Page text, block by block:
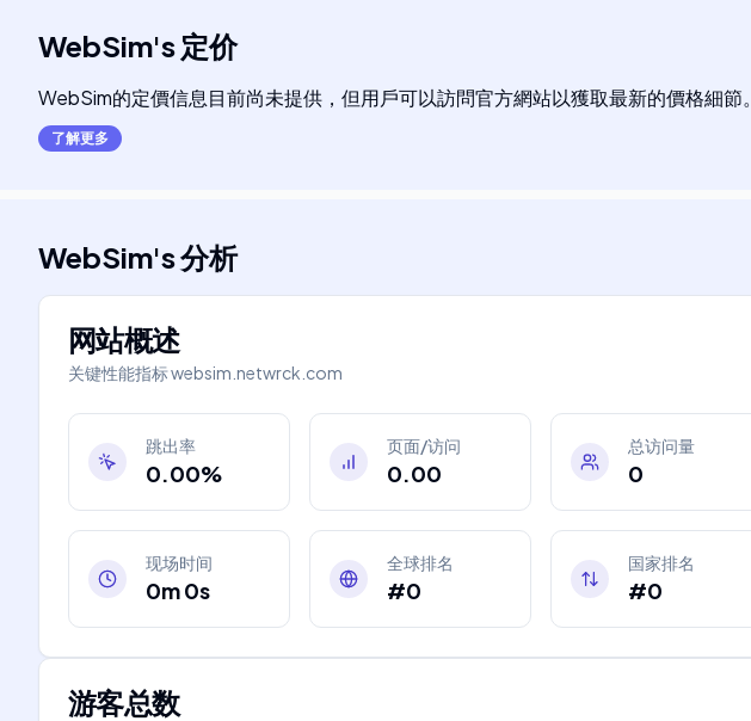
WebSim's 定价
WebSim的定價信息目前尚未提供，但用戶可以訪問官方網站以獲取最新的價格細節。
了解更多
WebSim's分析
网站概述
关键性能指标websim.netwrck.com
跳出率
0.00%
页面/访问
0.00
总访问量
0
现场时间
0m 0s
全球排名
#0
国家排名
#0
游客总数